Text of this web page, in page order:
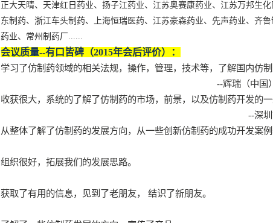
正大天晴、天津红日药业、扬子江药业、江苏奥赛康药业、江苏万邦生
东制药、浙江车头制药、上海恒瑞医药、江苏豪森药业、先声药业、齐
药业、常州制药厂......
会议质量--有口皆碑（2015年会后评价）：
学习了仿制药领域的相关法规，操作，管理，技术等，了解国内仿制
--辉瑞（中国
收获很大，系统的了解了仿制药的市场，前景，以及仿制药开发的一
--深
从整体了解了仿制药的发展方向，从一些创新仿制药的成功开发案例
组织很好，拓展我们的发展思路。
获取了有用的信息，见到了老朋友， 结识了新朋友。